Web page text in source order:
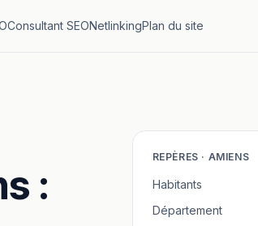
Consultant SEONetlinkingPlan du site
:
REPÈRES · AMIENS
Habitants
Département